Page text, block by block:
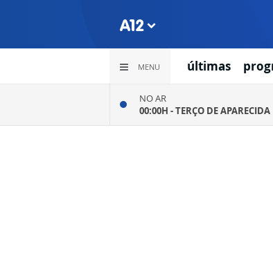
MENU últimas
NO AR
00:00H -TERÇO DE APARECIDA